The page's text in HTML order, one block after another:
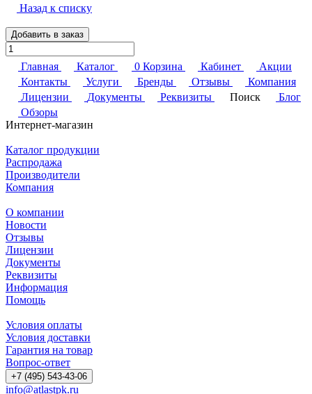
Назад к списку
Добавить в заказ
Главная Каталог 0 Корзина Кабинет
Акции
Контакты
Услуги Бренды Отзывы
Компания
Лицензии
Документы Реквизиты Поиск
Блог
Обзоры
Интернет-магазин
Каталог продукции
Распродажа
Производители
Компания
О компании
Новости
Отзывы
Лицензии
Документы
Реквизиты
Информация
Помощь
Условия оплаты
Условия доставки
Гарантия на товар
Вопрос-ответ
+7 (495) 543-43-06
info@atlastpk.ru